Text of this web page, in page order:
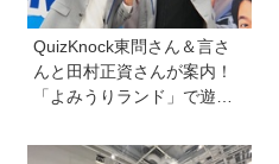
QuizKnock東問さん＆言さ
んと田村正資さんが案内！
「よみうりランド」で遊び
限定イベントが開催